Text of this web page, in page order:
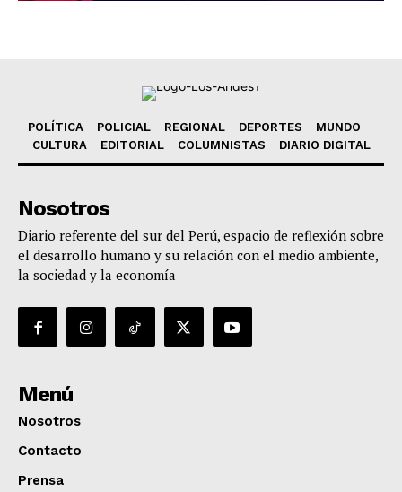
POLÍTICA POLICIAL REGIONAL DEPORTES
MUNDO
CULTURA
EDITORIAL COLUMNISTAS DIARIO DIGITAL
Nosotros
Diario referente del sur del Perú, espacio de reflexión sobre
el desarrollo humano y su relación con el medio ambiente,
la sociedad y la economía
Menú
Nosotros
Contacto
Prensa